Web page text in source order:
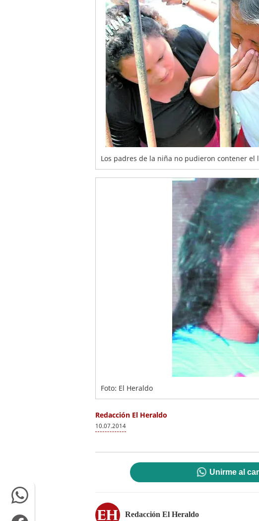
Los padres de la niña no pudieron contener el
Foto: El Heraldo
Redacción El Heraldo
10.07.2014
Unirme al
Redacción El Heraldo